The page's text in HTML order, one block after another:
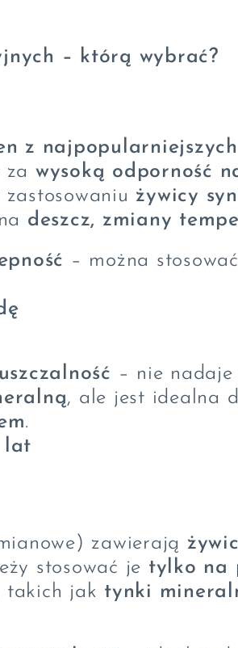
– którą wybrać?
z
za wysoką odporność
żywicy
deszcz, zmiany
– można
– nie
, ale jest idealna
.
lat
zawierają
stosować je tylko na
takich jak tynki